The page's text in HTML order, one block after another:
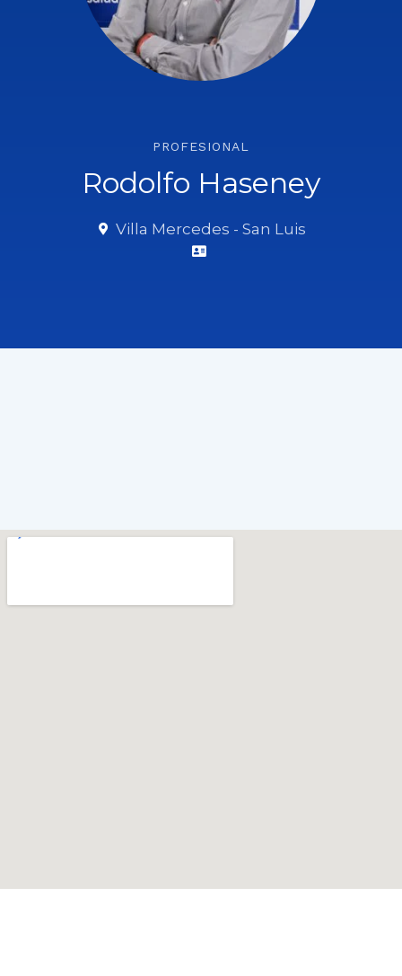
PROFESIONAL
Rodolfo Haseney
Villa Mercedes - San Luis